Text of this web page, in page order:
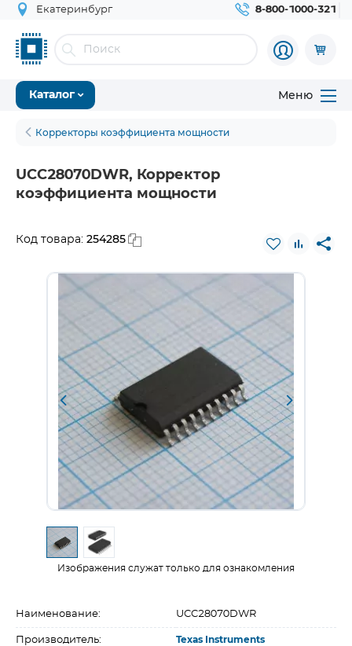
Екатеринбург 8-800-1000-321
Каталог Меню
Корректоры коэффициента мощности
UCC28070DWR, Корректор
коэффициента мощности
Код товара: 254285
Изображения служат только для ознакомления
Наименование: UCC28070DWR
Производитель: Texas Instruments